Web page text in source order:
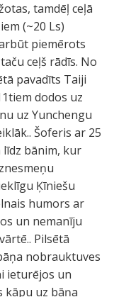
tamdēļ ceļā
(~20 Ls)
piemērots
ceļš rādīs. No
pavadīts Taiji
dodos uz
uz Yunchengu
Šoferis ar 25
līdz bānim, kur
Ķīniešu
humors ar
un nemanīju
Pilsētā
nobrauktuves
ieturējos un
kāpu uz bāņa